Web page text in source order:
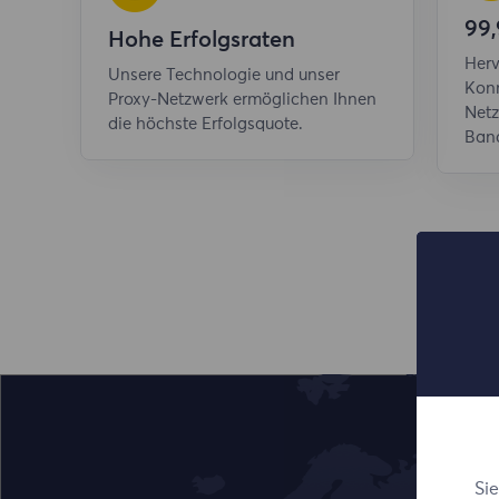
Hohe Erfolgsraten
Unsere Technologie und unser
Proxy-Netzwerk ermöglichen Ihnen
die höchste Erfolgsquote.